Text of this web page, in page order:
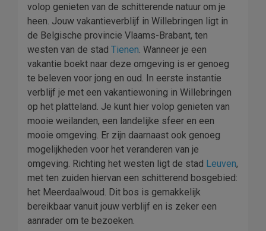
volop genieten van de schitterende natuur om je
heen. Jouw vakantieverblijf in Willebringen ligt in
de Belgische provincie Vlaams-Brabant, ten
westen van de stad Tienen. Wanneer je een
vakantie boekt naar deze omgeving is er genoeg
te beleven voor jong en oud. In eerste instantie
verblijf je met een vakantiewoning in Willebringen
op het platteland. Je kunt hier volop genieten van
mooie weilanden, een landelijke sfeer en een
mooie omgeving. Er zijn daarnaast ook genoeg
mogelijkheden voor het veranderen van je
omgeving. Richting het westen ligt de stad Leuven,
met ten zuiden hiervan een schitterend bosgebied:
het Meerdaalwoud. Dit bos is gemakkelijk
bereikbaar vanuit jouw verblijf en is zeker een
aanrader om te bezoeken.